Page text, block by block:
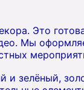
Это
Мы
и зелёный,